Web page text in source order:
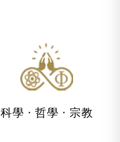
科學 · 哲學 · 宗教